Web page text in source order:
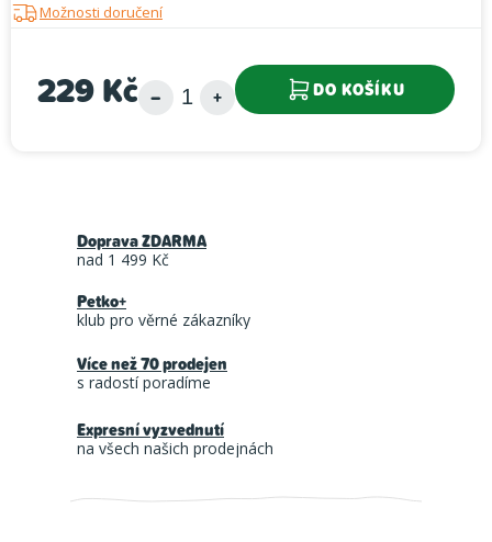
Možnosti doručení
229 Kč DO KOŠÍKU
Doprava ZDARMA
nad 1 499 Kč
Petko+
klub pro věrné zákazníky
Více než 70 prodejen
s radostí poradíme
Expresní vyzvednutí
na všech našich prodejnách